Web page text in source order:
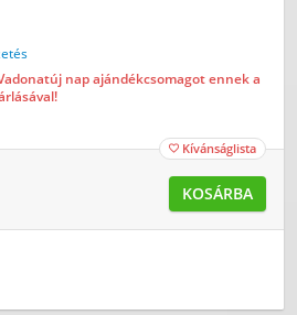
nap ajándékcsomagot ennek a
 Kívánságlista
KOSÁRBA